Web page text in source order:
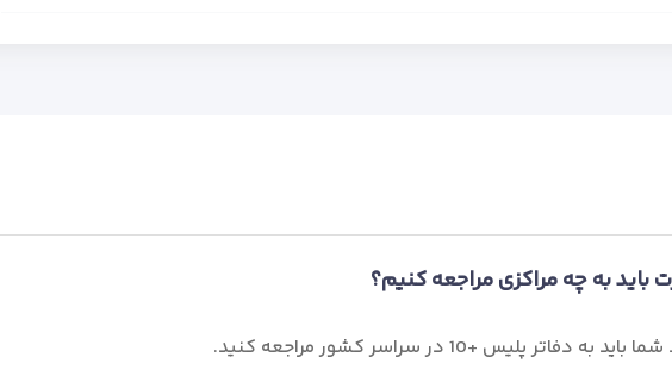
باید به چه مراکزی مراجعه کنیم؟
+10 در سراسر کشور مراجعه کنید.